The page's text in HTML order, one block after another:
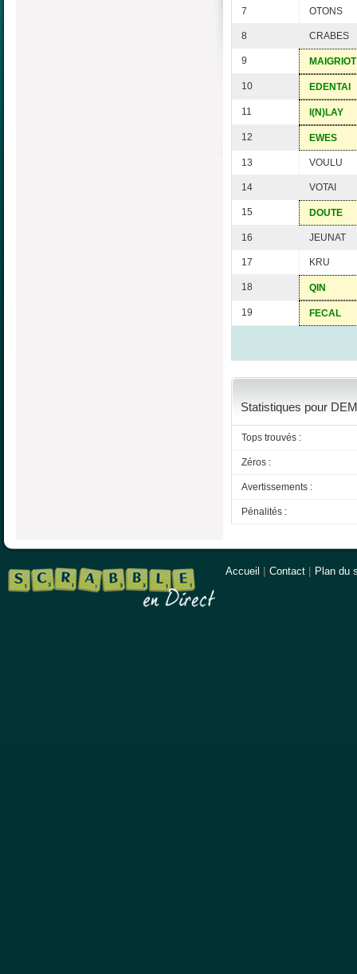
7 OTONS
8 CRABES
9 MAIGRIOT
10 EDENTAI
11 I(N)LAY
12 EWES
13 VOULU
14 VOTAI
15 DOUTE
16 JEUNAT
17 KRU
18 QIN
19 FECAL
Statistiques pour
Tops trouvés :
Zéros :
Avertissements :
Pénalités :
Accueil Contact Plan du